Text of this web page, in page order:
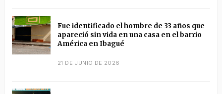
Fue identificado el hombre de 33 años que
apareció sin vida en una casa en el barrio
América en Ibagué
21 DE JUNIO DE 2026